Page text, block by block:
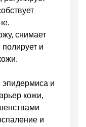
снимает
полирует и
и
кожи,
и